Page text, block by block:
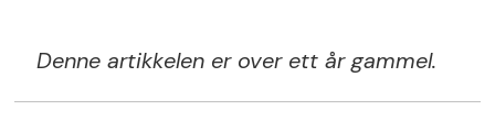
Denne artikkelen er over ett år gammel.